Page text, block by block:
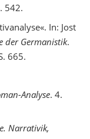
542.
In: Jost
der Germanistik.
665.
Analyse. 4.
Narrativik,